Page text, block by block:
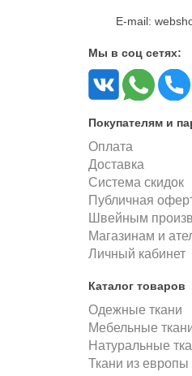
E-mail:
Мы в соц сетях:
Покупателям и
Оплата
Доставка
Система скидок
Публичная
Швейным
Магазинам и
Личный кабинет
Каталог товаров
Одежные ткани
Мебельные
Натуральные
Ткани из европы